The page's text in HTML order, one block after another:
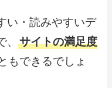
い・読みやすいデ
、サイトの満足度
もできるでしょ